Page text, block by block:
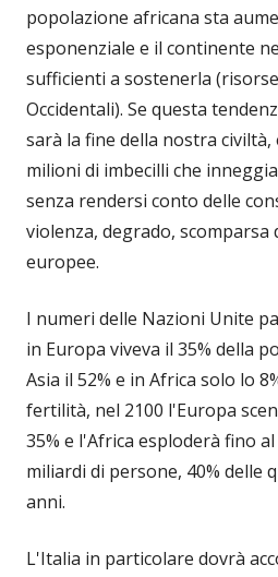
popolazione africana sta
esponenziale e il continente
sufficienti a sostenerla
Occidentali). Se questa
sarà la fine della nostra
milioni di imbecilli che
senza rendersi conto delle
violenza, degrado, scomparsa
europee.
I numeri delle Nazioni Unite
in Europa viveva il 35% della
Asia il 52% e in Africa solo lo
fertilità, nel 2100 l'Europa
35% e l'Africa esploderà fino
miliardi di persone, 40% delle
anni.
L'Italia in particolare dovrà